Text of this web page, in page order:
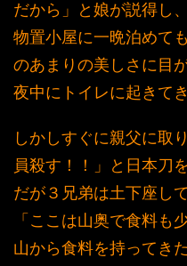
だから」と娘が説得し、
物置小屋に一晩泊めて
のあまりの美しさに目
夜中にトイレに起きて
しかしすぐに親父に取
員殺す！！」と日本刀
だが３兄弟は土下座し
「ここは山奥で食料も
山から食料を持ってき